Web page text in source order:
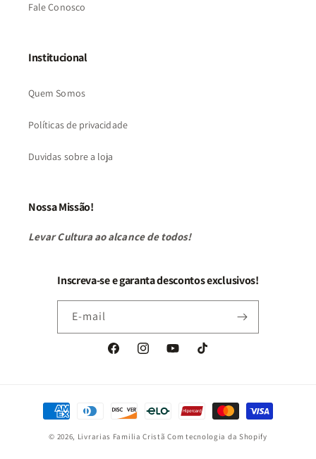
Fale Conosco
Institucional
Quem Somos
Políticas de privacidade
Duvidas sobre a loja
Nossa Missão!
Levar Cultura ao alcance de todos!
Inscreva-se e garanta descontos exclusivos!
E-mail
FacebookInstagramYouTubeTikTok
Formas
de
pagamento
© 2026, Livrarias Familia Cristã Com tecnologia da Shopify